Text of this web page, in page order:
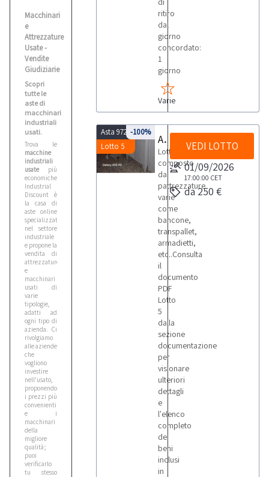
Macchinari
e
Attrezzature
Usate -
Vendite
Giudiziarie
Scopri
tutte le
aste di
macchinari
industriali
usati.
Trova le
macchine
industriali
usatepiù
economiche!
Industrial
Discount è
la casa di
aste online
specializzata
nel settore
industriale
e propone la
vendita di
attrezzature
e
macchinari
usati di
varie
tipologie,
adatti ad
ogni tipo di
azienda. Ci
rivolgiamo
alle aziende
che
vogliono
investire
nell’usato,
proponendo
i prezzi più
convenienti
e i
macchinari
della
migliore
qualità;
puoi
verificarlo
tu stesso
ritiro
dal
giorno
concordato:
1
giorno
Varie
Asta 9721
Lotto 5
-100%
Attrezzature varie
Lotto
composto
da
pattrezzature
varie
come
bancone,
transpallet,
armadietti,
etc..Consulta
il
documento
PDF
Lotto
5
dalla
sezione
documentazione
per
visionare
ulteriori
dettagli
e
l'elenco
completo
dei
beni
inclusi
in
VEDI LOTTO
01/09/2026
17:00:00 CET
da 250 €